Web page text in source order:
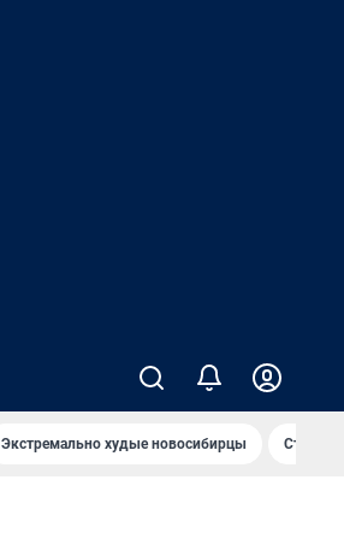
Экстремально худые новосибирцы Старт